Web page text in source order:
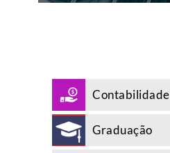
Contabilidade
Graduação